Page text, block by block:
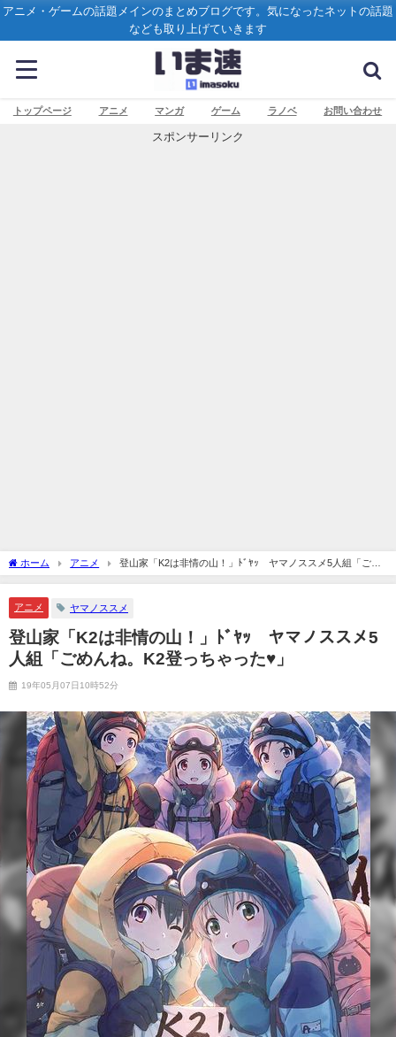
アニメ・ゲームの話題メインのまとめブログです。気になったネットの話題
なども取り上げていきます
トップページ アニメ マンガ ゲーム ラノベ お問い合わせ
スポンサーリンク
ホーム アニメ
登山家「K2は非情の山！」ﾄﾞﾔｯ ヤマノススメ5人組「ごめ
んね。K2登っちゃった♥」
アニメ ヤマノススメ
登山家「K2は非情の山！」ﾄﾞﾔｯ ヤマノススメ5
人組「ごめんね。K2登っちゃった♥」
19年05月07日10時52分